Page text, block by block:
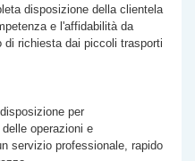
disposizione della clientela
e l'affidabilità da
richiesta dai piccoli trasporti
per
operazioni e
servizio professionale, rapido